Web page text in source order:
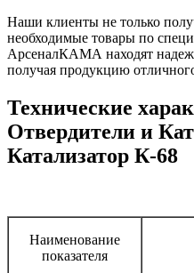
Наши клиенты не только
необходимые товары по
АрсеналКАМА находят
получая продукцию
Технические
Отвердители и
Катализатор К-68
Наименование
показателя